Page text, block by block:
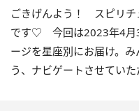
ごきげんよう！ スピリチ
です♡ 今回は2023年4月
ージを星座別にお届け。
う、ナビゲートさせてい